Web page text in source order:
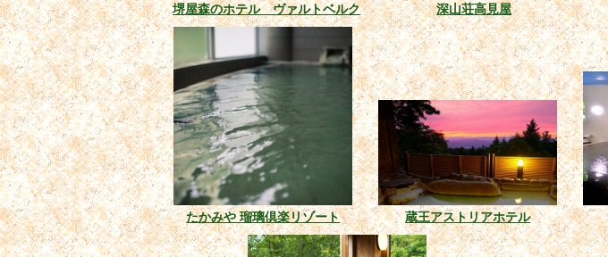
堺屋森のホテル ヴァルトベルク 深山荘高見屋
たかみや 瑠璃倶楽リゾート 蔵王アストリアホテル